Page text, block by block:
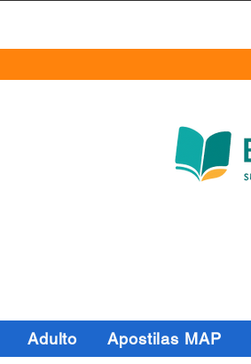
Adulto Apostilas MAP